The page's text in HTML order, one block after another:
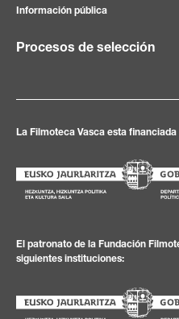
Información pública
Procesos de selección
La Filmoteca Vasca esta financiada
El patronato de la Fundación
siguientes instituciones: